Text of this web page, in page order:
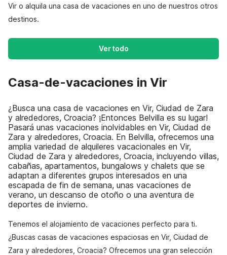
Vir o alquila una casa de vacaciones en uno de nuestros otros
destinos.
Ver todo
Casa-de-vacaciones in Vir
¿Busca una casa de vacaciones en Vir, Ciudad de Zara
y alrededores, Croacia? ¡Entonces Belvilla es su lugar!
Pasará unas vacaciones inolvidables en Vir, Ciudad de
Zara y alrededores, Croacia. En Belvilla, ofrecemos una
amplia variedad de alquileres vacacionales en Vir,
Ciudad de Zara y alrededores, Croacia, incluyendo villas,
cabañas, apartamentos, bungalows y chalets que se
adaptan a diferentes grupos interesados en una
escapada de fin de semana, unas vacaciones de
verano, un descanso de otoño o una aventura de
deportes de invierno.
Tenemos el alojamiento de vacaciones perfecto para ti.
¿Buscas casas de vacaciones espaciosas en Vir, Ciudad de
Zara y alrededores, Croacia? Ofrecemos una gran selección